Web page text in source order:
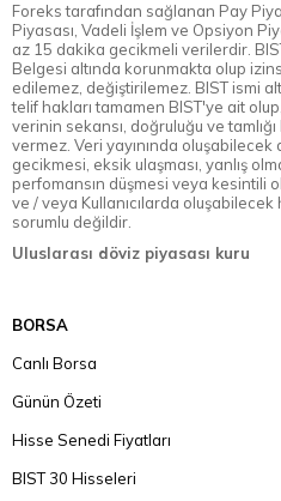
Foreks tarafından sağlanan Pay
Piyasası, Vadeli İşlem ve Opsiyon
az 15 dakika gecikmeli verilerdir.
Belgesi altında korunmakta olup
edilemez, değiştirilemez. BIST ismi
telif hakları tamamen BIST'ye ait
verinin sekansı, doğruluğu ve
vermez. Veri yayınında oluşabilecek
gecikmesi, eksik ulaşması, yanlış
perfomansın düşmesi veya kesintili
ve / veya Kullanıcılarda
sorumlu değildir.
Uluslarası döviz piyasası kuru
BORSA
Canlı Borsa
Günün Özeti
Hisse Senedi Fiyatları
BIST 30 Hisseleri